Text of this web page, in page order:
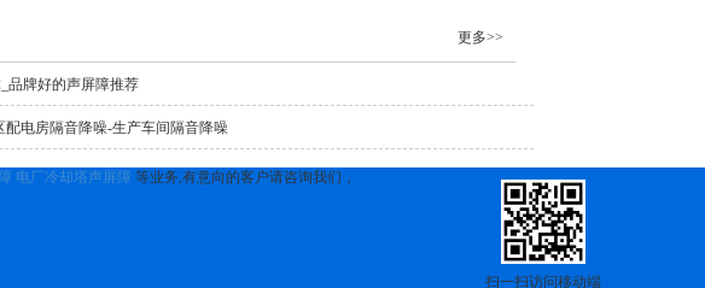
更多>>
品牌好的声屏障推荐
配电房隔音降噪-生产车间隔音降噪
电厂冷却塔声屏障 等业务,有意向的客户请咨询我们，
扫一扫访问移动端